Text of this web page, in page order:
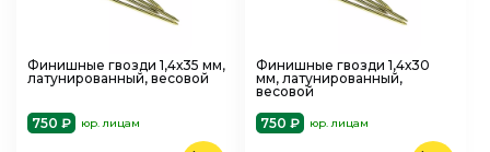
Финишные гвозди 1,4х35 мм,
латунированный, весовой
750 ₽ юр. лицам
Финишные гвозди 1,4х30
мм, латунированный,
весовой
750 ₽
юр. лицам